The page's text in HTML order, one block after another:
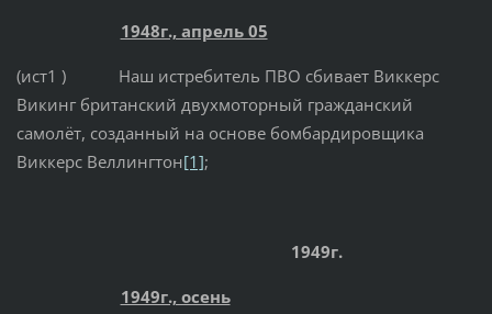
1948г., апрель 05
(ист1 ) Наш истребитель ПВО сбивает Виккерс
Викинг британский двухмоторный гражданский
самолёт, созданный на основе бомбардировщика
Виккерс Веллингтон[1];
1949г.
1949г., осень